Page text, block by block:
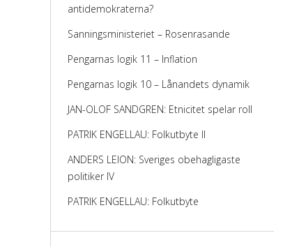
antidemokraterna?
Sanningsministeriet – Rosenrasande
Pengarnas logik 11 – Inflation
Pengarnas logik 10 – Lånandets dynamik
JAN-OLOF SANDGREN: Etnicitet spelar roll
PATRIK ENGELLAU: Folkutbyte II
ANDERS LEION: Sveriges obehagligaste
politiker IV
PATRIK ENGELLAU: Folkutbyte